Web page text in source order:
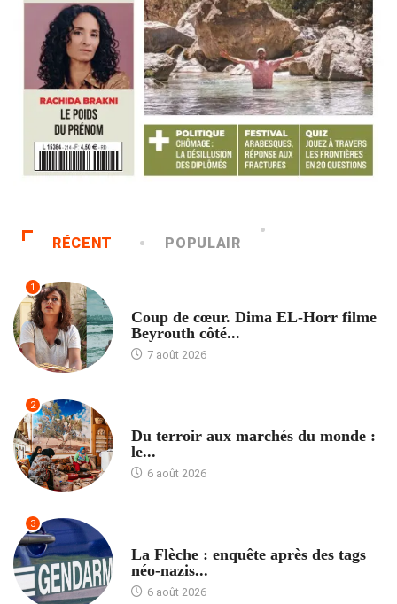
RÉCENT POPULAIR
1
Coup de cœur. Dima EL-Horr filme
Beyrouth côté...
7 août 2026
2
Du terroir aux marchés du monde :
le...
6 août 2026
3
La Flèche : enquête après des tags
néo-nazis...
6 août 2026